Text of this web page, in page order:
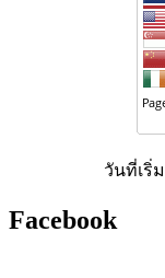
วันที่เริ่
Facebook